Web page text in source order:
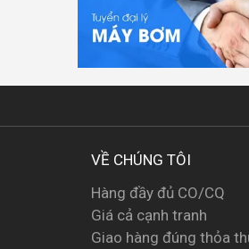
VỀ CHÚNG TÔI
Hàng đầy đủ CO/CQ
Giá cả cạnh tranh
Giao hàng đúng thỏa